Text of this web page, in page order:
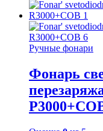
Ручные фонари
Фонарь